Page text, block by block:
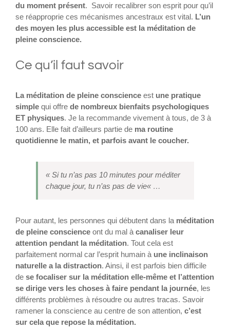
du moment présent. Savoir recalibrer son esprit pour qu’il
se réapproprie ces mécanismes ancestraux est vital. L’un
des moyen les plus accessible est la méditation de
pleine conscience.
Ce qu’il faut savoir
La méditation de pleine conscience est une pratique
simple qui offre de nombreux bienfaits psychologiques
ET physiques. Je la recommande vivement à tous, de 3 à
100 ans. Elle fait d’ailleurs partie de ma routine
quotidienne le matin, et parfois avant le coucher.
« Si tu n’as pas 10 minutes pour méditer
chaque jour, tu n’as pas de vie« …
Pour autant, les personnes qui débutent dans la méditation
de pleine conscience ont du mal à canaliser leur
attention pendant la méditation. Tout cela est
parfaitement normal car l’esprit humain à une inclinaison
naturelle a la distraction. Ainsi, il est parfois bien difficile
de se focaliser sur la méditation elle-même et l’attention
se dirige vers les choses à faire pendant la journée, les
différents problèmes à résoudre ou autres tracas. Savoir
ramener la conscience au centre de son attention, c’est
sur cela que repose la méditation.